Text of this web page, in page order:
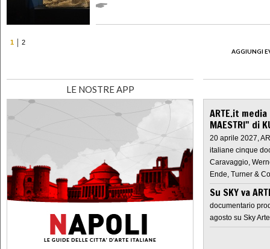
1
2
AGGIUNGI
LE NOSTRE APP
ARTE.it
MAESTRI" di
20 aprile 2027,
italiane cinque
Caravaggio,
Ende, Turner &
Su SKY va
documentario
agosto su Sky Arte